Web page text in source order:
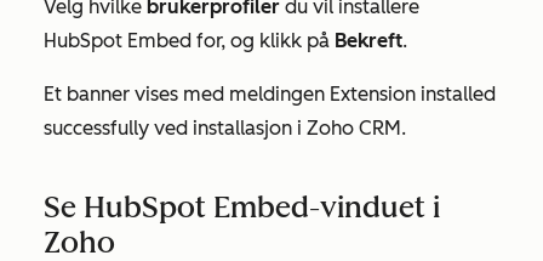
Velg hvilke brukerprofiler du vil installere
HubSpot Embed for, og klikk på Bekreft.
Et banner vises med meldingen Extension installed
successfully ved installasjon i Zoho CRM.
Se HubSpot Embed-vinduet i
Zoho